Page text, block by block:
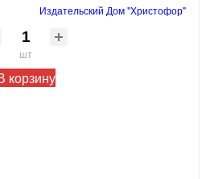
Издательский Дом "Христофор"
шт
корзину